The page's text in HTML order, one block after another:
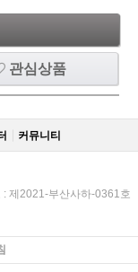
관심상품
커뮤니티
제2021-부산사하-0361호